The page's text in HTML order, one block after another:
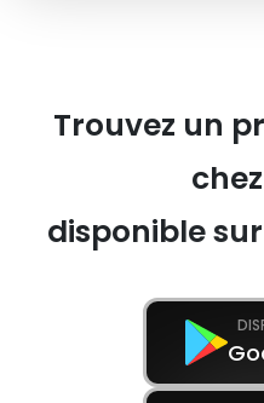
Trouvez un
disponible